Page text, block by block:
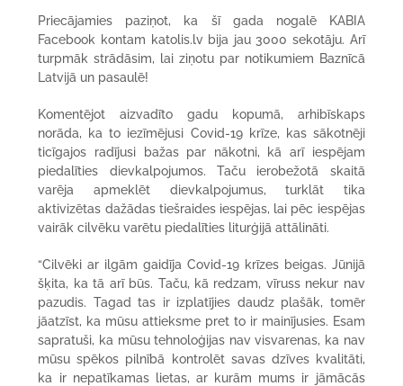
Priecājamies paziņot, ka šī gada nogalē KABIA
Facebook kontam katolis.lv bija jau 3000 sekotāju. Arī
turpmāk strādāsim, lai ziņotu par notikumiem Baznīcā
Latvijā un pasaulē!
Komentējot aizvadīto gadu kopumā, arhibīskaps
norāda, ka to iezīmējusi Covid-19 krīze, kas sākotnēji
ticīgajos radījusi bažas par nākotni, kā arī iespējam
piedalīties dievkalpojumos. Taču ierobežotā skaitā
varēja apmeklēt dievkalpojumus, turklāt tika
aktivizētas dažādas tiešraides iespējas, lai pēc iespējas
vairāk cilvēku varētu piedalīties liturģijā attālināti.
“Cilvēki ar ilgām gaidīja Covid-19 krīzes beigas. Jūnijā
šķita, ka tā arī būs. Taču, kā redzam, vīruss nekur nav
pazudis. Tagad tas ir izplatījies daudz plašāk, tomēr
jāatzīst, ka mūsu attieksme pret to ir mainījusies. Esam
sapratuši, ka mūsu tehnoloģijas nav visvarenas, ka nav
mūsu spēkos pilnībā kontrolēt savas dzīves kvalitāti,
ka ir nepatīkamas lietas, ar kurām mums ir jāmācās